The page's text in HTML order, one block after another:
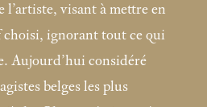
l’artiste, visant à mettre en
choisi, ignorant tout ce qui
Aujourd’hui considéré
belges les plus